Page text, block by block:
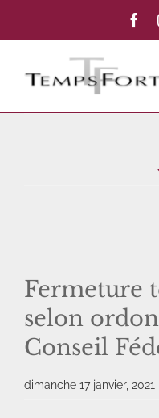
BLOG MODE
CONTACT
Fermeture
selon
Conseil
dimanche 17 janvier, 2021